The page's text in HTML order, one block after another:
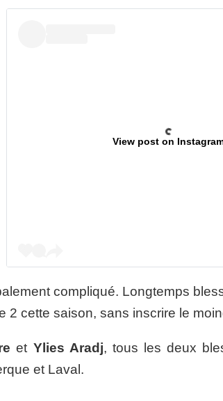
View post on
compliqué. Longtemps
2 cette saison, sans inscrire le
et Ylies Aradj, tous les deux
et Laval.